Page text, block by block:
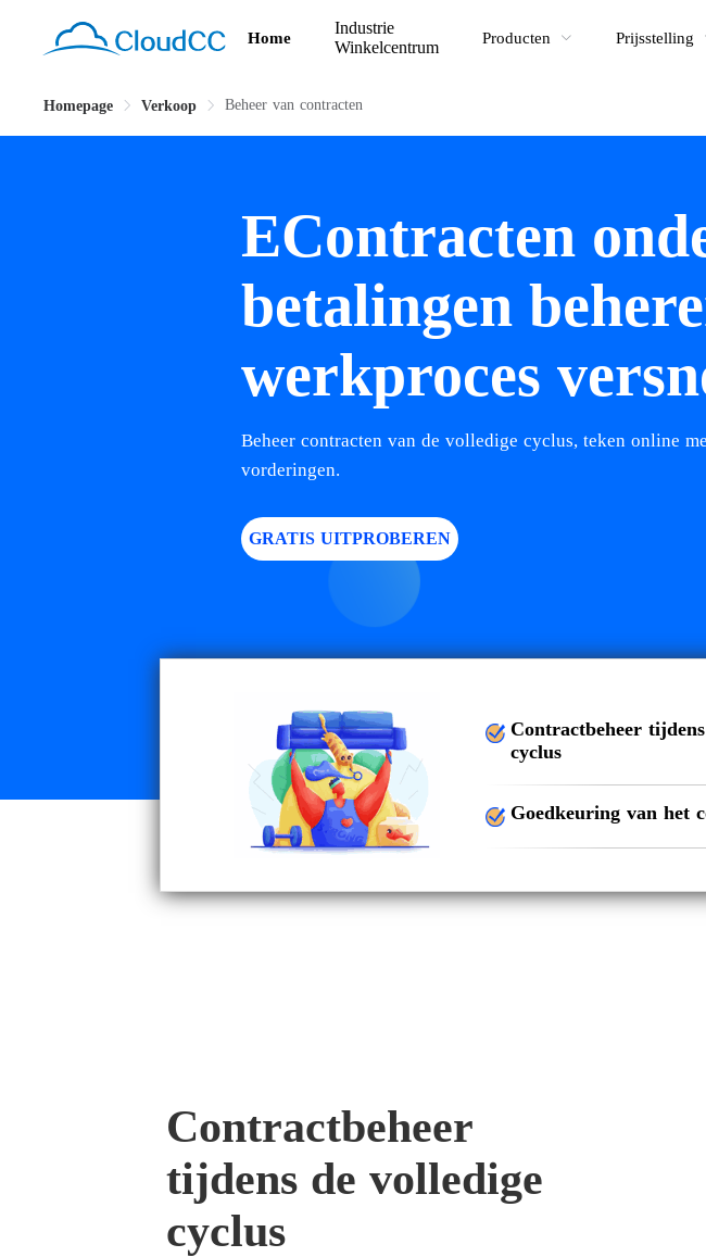
Home
Industrie
Winkelcentrum
Producten Prijsstelling
Homepage Verkoop Beheer van contracten
EContracten
betalingen
werkproces
Beheer contracten van de volledige cyclus, teken online
vorderingen.
GRATIS UITPROBEREN
Contractbeheer
cyclus
Goedkeuring van het
Contractbeheer
tijdens de volledige
cyclus